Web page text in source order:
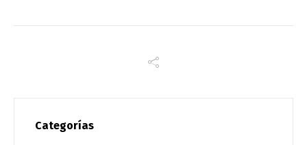
Categorías